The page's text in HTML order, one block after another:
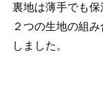
裏地は薄手でも保
２つの生地の組
しました。